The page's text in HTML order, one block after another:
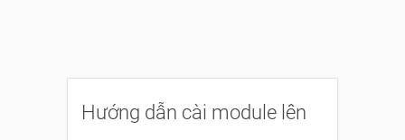
Hướng dẫn cài module lên